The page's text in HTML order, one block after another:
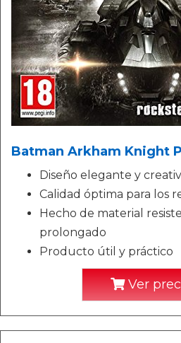
Batman Arkham Knight
Diseño elegante y
Calidad óptima para los
Hecho de material
prolongado
Producto útil y práctico
Ver